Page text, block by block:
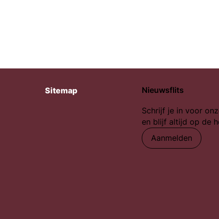
Sitemap Nieuwsflits
Schrijf je in voor
en blijf altijd op de
Aanmelden